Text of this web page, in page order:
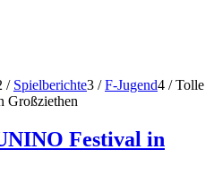
/ Spielberichte3 / F-Jugend4 / Tolle
Großziethen
Festival in